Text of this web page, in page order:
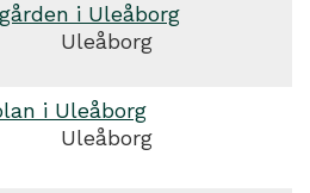
i Uleåborg
Uleåborg
i Uleåborg
Uleåborg